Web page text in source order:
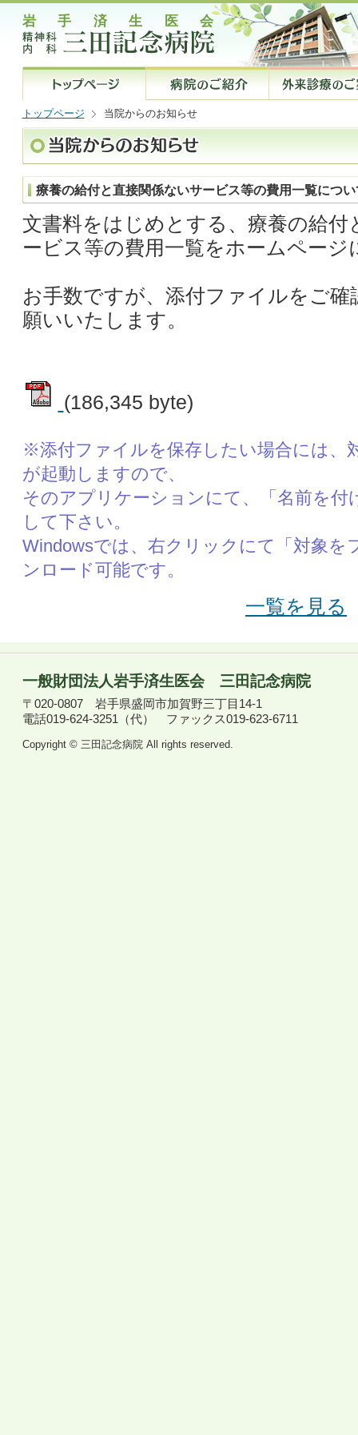
トップページ 当院からのお知らせ
療養の給付と直接関係ないサービス等の費用一覧につい
文書料をはじめとする、療養の給付
ービス等の費用一覧をホームページ
お手数ですが、添付ファイルをご
願いいたします。
(186,345 byte)
※添付ファイルを保存したい場合には、
が起動しますので、
そのアプリケーションにて、「名前を付
して下さい。
Windowsでは、右クリックにて「対象を
ンロード可能です。
一覧を見る
一般財団法人岩手済生医会 三田記念病院
〒020-0807 岩手県盛岡市加賀野三丁目14-1
電話019-624-3251（代） ファックス019-623-6711
Copyright © 三田記念病院 All rights reserved.